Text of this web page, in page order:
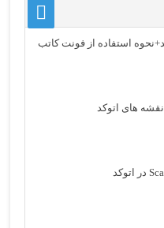
استفاده از فونت کاتب
های اتوکد